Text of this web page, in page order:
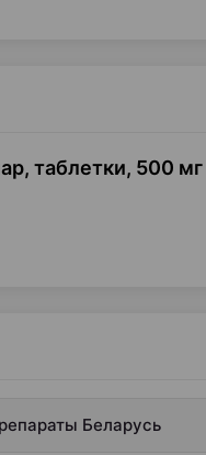
таблетки, 500 мг
Беларусь